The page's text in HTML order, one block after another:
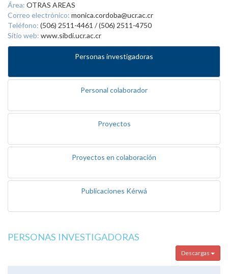
Área: OTRAS AREAS
Correo electrónico: monica.cordoba@ucr.ac.cr
Teléfono: (506) 2511-4461 / (506) 2511-4750
Sitio web: www.sibdi.ucr.ac.cr
Personas investigadoras
Personal colaborador
Proyectos
Proyectos en colaboración
Publicaciones Kérwá
PERSONAS INVESTIGADORAS
Descargas